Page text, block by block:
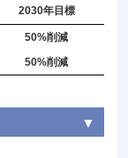
2030年目標
50%削減
50%削減